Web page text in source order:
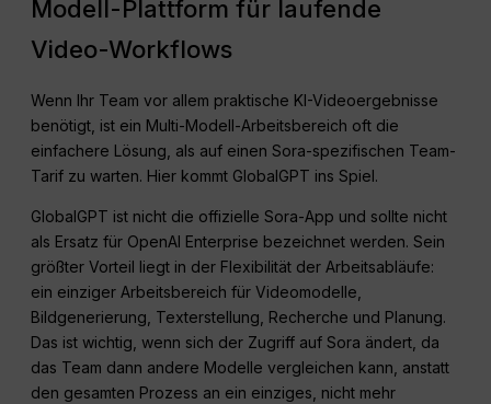
Modell-Plattform für laufende
Video-Workflows
Wenn Ihr Team vor allem praktische KI-Videoergebnisse
benötigt, ist ein Multi-Modell-Arbeitsbereich oft die
einfachere Lösung, als auf einen Sora-spezifischen Team-
Tarif zu warten. Hier kommt GlobalGPT ins Spiel.
GlobalGPT ist nicht die offizielle Sora-App und sollte nicht
als Ersatz für OpenAI Enterprise bezeichnet werden. Sein
größter Vorteil liegt in der Flexibilität der Arbeitsabläufe:
ein einziger Arbeitsbereich für Videomodelle,
Bildgenerierung, Texterstellung, Recherche und Planung.
Das ist wichtig, wenn sich der Zugriff auf Sora ändert, da
das Team dann andere Modelle vergleichen kann, anstatt
den gesamten Prozess an ein einziges, nicht mehr